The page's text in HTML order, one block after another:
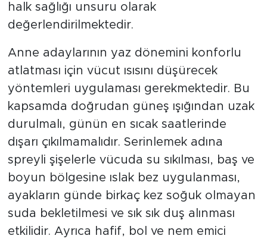
halk sağlığı unsuru olarak
değerlendirilmektedir.
Anne adaylarının yaz dönemini konforlu
atlatması için vücut ısısını düşürecek
yöntemleri uygulaması gerekmektedir. Bu
kapsamda doğrudan güneş ışığından uzak
durulmalı, günün en sıcak saatlerinde
dışarı çıkılmamalıdır. Serinlemek adına
spreyli şişelerle vücuda su sıkılması, baş ve
boyun bölgesine ıslak bez uygulanması,
ayakların günde birkaç kez soğuk olmayan
suda bekletilmesi ve sık sık duş alınması
etkilidir. Ayrıca hafif, bol ve nem emici